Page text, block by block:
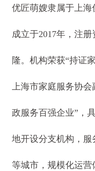
优匠萌嫂隶属于上海
成立于2017年，注
隆。机构荣获“持证
上海市家庭服务协会
政服务百强企业”，
地开设分支机构，
等城市，规模化运营